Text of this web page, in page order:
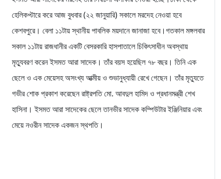
হেলিকপ্টারে করে আজ বুধবার (২২ জানুয়ারি) সকালে মরদেহ নেওয়া হবে
কেশবপুরে। বেলা ১১টায় স্থানীয় পাবলিক ময়দানে জানাজা হবে।গতকাল মঙ্গলবার
সকাল ১১টায় রাজধানীর একটি বেসরকারি হাসপাতালে চিকিৎসাধীন অবস্থায়
মৃত্যুবরণ করেন ইসমত আরা সাদেক। তাঁর বয়স হয়েছিল ৭৮ বছর। তিনি এক
ছেলে ও এক মেয়েসহ অসংখ্য আত্মীয় ও শুভানুধ্যায়ী রেখে গেছেন। তাঁর মৃত্যুতে
গভীর শোক প্রকাশ করেছেন রাষ্ট্রপতি মো. আবদুল হামিদ ও প্রধানমন্ত্রী শেখ
হাসিনা। ইসমত আরা সাদেকের ছেলে তানভীর সাদেক কম্পিউটার ইঞ্জিনিয়ার এবং
মেয়ে নওরীন সাদেক একজন স্থপতি।